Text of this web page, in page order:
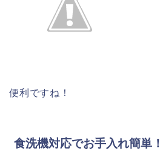
便利ですね！
食洗機対応でお手入れ簡単！